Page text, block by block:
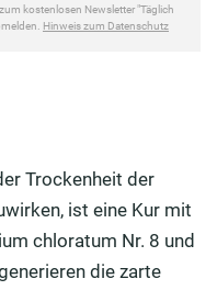
Trockenheit der
ist eine Kur mit
chloratum Nr. 8 und
die zarte